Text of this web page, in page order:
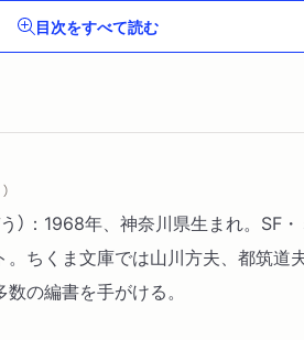
目次をすべて読む
）：1968年、神奈川県生まれ。SF
。ちくま文庫では山川方夫、都筑道
の編書を手がける。